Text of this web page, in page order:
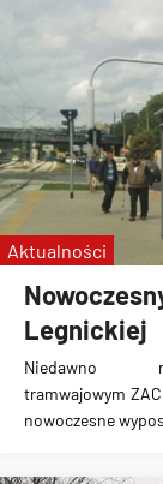
Legnickiej
Niedawno
tramwajowym
nowoczesne
Aktualności